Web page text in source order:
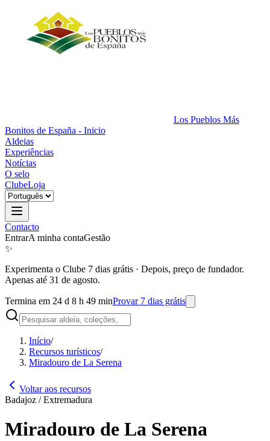
Los Pueblos Más
Bonitos de España - Inicio
Aldeias
Experiências
Notícias
O selo
ClubeLoja
Contacto
EntrarA minha contaGestão
✨
Experimenta o Clube 7 dias grátis · Depois, preço de fundador.
Apenas até 31 de agosto.
Termina em 24 d 8 h 49 minProvar 7 dias grátis
Início/
Recursos turísticos/
Miradouro de La Serena
Voltar aos recursos
Badajoz / Extremadura
Miradouro de La Serena